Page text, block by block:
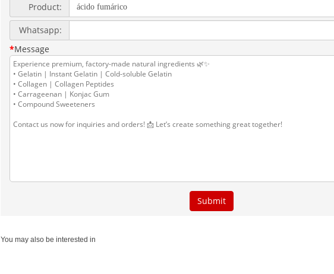
You may also be interested in